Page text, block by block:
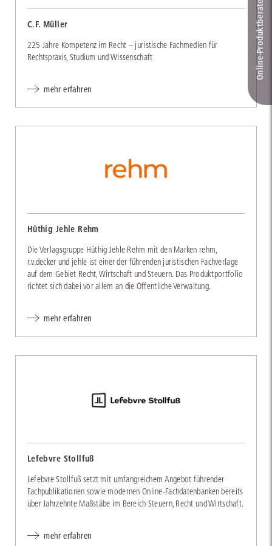
C.F. Müller
225 Jahre Kompetenz im Recht – juristische Fachmedien für
Rechtspraxis, Studium und Wissenschaft
mehr erfahren
Hüthig Jehle Rehm
Die Verlagsgruppe Hüthig Jehle Rehm mit den Marken rehm,
r.v.decker und jehle ist einer der führenden juristischen Fachverlage
auf dem Gebiet Recht, Wirtschaft und Steuern. Das Produktportfolio
richtet sich dabei vor allem an die Öffentliche Verwaltung.
mehr erfahren
Lefebvre Stollfuß
Lefebvre Stollfuß setzt mit umfangreichem Angebot führender
Fachpublikationen sowie modernen Online-Fachdatenbanken bereits
über Jahrzehnte Maßstäbe im Bereich Steuern, Recht und Wirtschaft.
mehr erfahren
Online-Produkt­berater